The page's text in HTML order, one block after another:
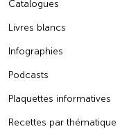
Catalogues
Livres blancs
Infographies
Podcasts
Plaquettes informatives
Recettes par thématique